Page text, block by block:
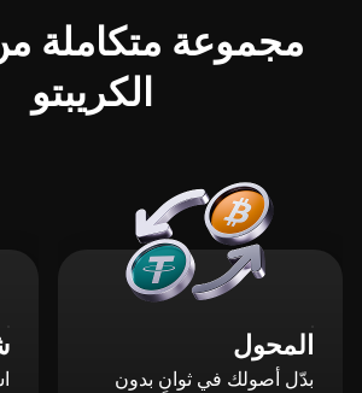
مجموعة متكاملة
الكريبتو
المحول
بدّل أصولك في ثوانٍ بدون